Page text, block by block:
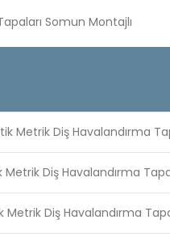
Somun Montajlı
Metrik Diş Havalandırma
Metrik Diş Havalandırma
Metrik Diş Havalandırma